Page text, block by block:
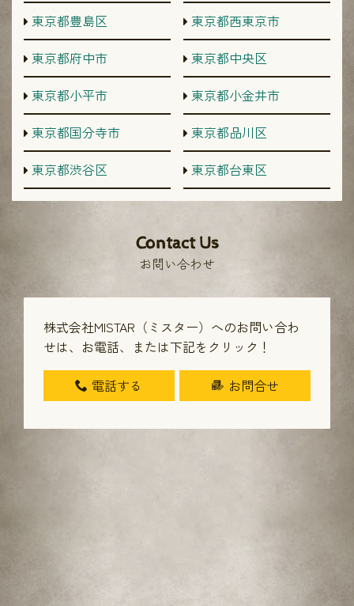
東京都豊島区
東京都西東京市
東京都府中市
東京都中央区
東京都小平市
東京都小金井市
東京都国分寺市
東京都品川区
東京都渋谷区
東京都台東区
Contact Us
お問い合わせ
株式会社MISTAR（ミスター）へのお問い合わ
せは、 お電話、または下記をクリック！
電話する お問合せ